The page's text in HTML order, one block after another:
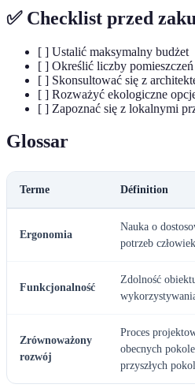
✅ Checklist przed
[ ] Ustalić maksymalny budżet
[ ] Określić liczby pomieszczeń
[ ] Skonsultować się z
[ ] Rozważyć ekologiczne
[ ] Zapoznać się z lokalnymi
Glossar
Terme Définition
Ergonomia
Nauka o
potrzeb
Funkcjonalność
Zdolność
Zrównoważony
rozwój
Proces
obecnych
przyszłych